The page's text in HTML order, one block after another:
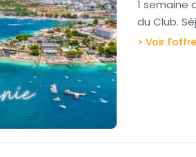
1 semaine
du Club.
> Voir l'offre